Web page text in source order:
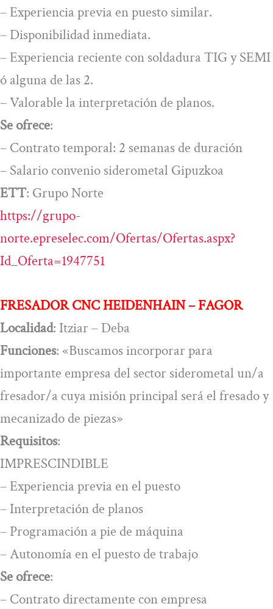
– Experiencia previa en puesto similar.
– Disponibilidad inmediata.
– Experiencia reciente con soldadura TIG y SEMI
ó alguna de las 2.
– Valorable la interpretación de planos.
Se ofrece:
– Contrato temporal: 2 semanas de duración
– Salario convenio siderometal Gipuzkoa
ETT: Grupo Norte
https://grupo-
norte.epreselec.com/Ofertas/Ofertas.aspx?
Id_Oferta=1947751
FRESADOR CNC HEIDENHAIN – FAGOR
Localidad: Itziar – Deba
Funciones: «Buscamos incorporar para
importante empresa del sector siderometal un/a
fresador/a cuya misión principal será el fresado y
mecanizado de piezas»
Requisitos:
IMPRESCINDIBLE
– Experiencia previa en el puesto
– Interpretación de planos
– Programación a pie de máquina
– Autonomía en el puesto de trabajo
Se ofrece:
– Contrato directamente con empresa